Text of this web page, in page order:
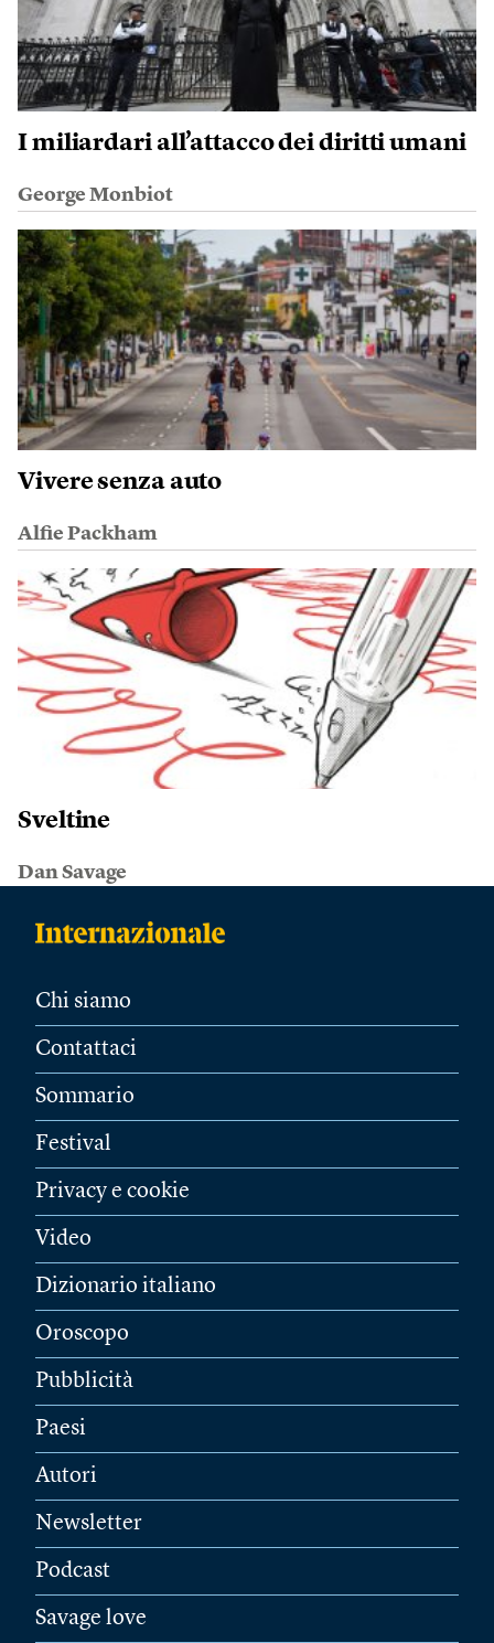
I miliardari all’attacco dei diritti umani
George Monbiot
Vivere senza auto
Alfie Packham
Sveltine
Dan Savage
Chi siamo
Contattaci
Sommario
Festival
Privacy e cookie
Video
Dizionario italiano
Oroscopo
Pubblicità
Paesi
Autori
Newsletter
Podcast
Savage love